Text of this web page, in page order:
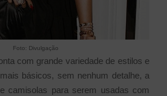
Foto: Divulgação
com grande variedade de estilos e
básicos, sem nenhum detalhe, a
camisolas para serem usadas com